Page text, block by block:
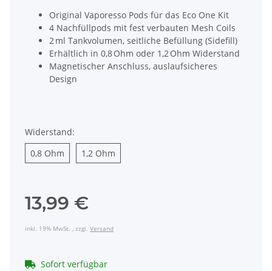
Original Vaporesso Pods für das Eco One Kit
4 Nachfüllpods mit fest verbauten Mesh Coils
2 ml Tankvolumen, seitliche Befüllung (Sidefill)
Erhältlich in 0,8 Ohm oder 1,2 Ohm Widerstand
Magnetischer Anschluss, auslaufsicheres
Design
Widerstand:
0,8 Ohm 0,8 Ohm
1,2 Ohm
13,99 €
inkl. 19% MwSt. , zzgl. Versand
Sofort verfügbar